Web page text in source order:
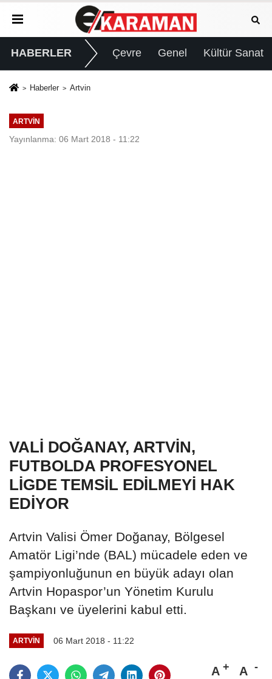
HABERLER Çevre Genel Kültür Sanat
Haberler Artvin
ARTVIN
Yayınlanma: 06 Mart 2018 - 11:22
VALİ DOĞANAY, ARTVİN,
FUTBOLDA PROFESYONEL
LİGDE TEMSİL EDİLMEYİ HAK
EDİYOR
Artvin Valisi Ömer Doğanay, Bölgesel
Amatör Ligi’nde (BAL) mücadele eden ve
şampiyonluğunun en büyük adayı olan
Artvin Hopaspor’un Yönetim Kurulu
Başkanı ve üyelerini kabul etti.
ARTVIN 06 Mart 2018 - 11:22
A A